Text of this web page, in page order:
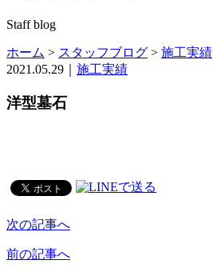
Staff blog
ホーム > スタッフブログ > 施工実績
2021.05.29
施工実績
洋型墓石
次の記事へ
前の記事へ